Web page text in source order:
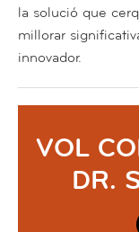
la solució que
millorar
innovador.
VOL
DR.